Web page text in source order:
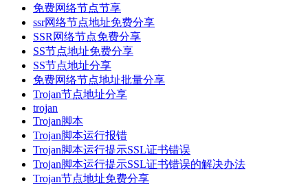
免费网络节点节享
ssr网络节点地址免费分享
SSR网络节点免费分享
SS节点地址免费分享
SS节点地址分享
免费网络节点地址批量分享
Trojan节点地址分享
trojan
Trojan脚本
Trojan脚本运行报错
Trojan脚本运行提示SSL证书错误
Trojan脚本运行提示SSL证书错误的解决办法
Trojan节点地址免费分享